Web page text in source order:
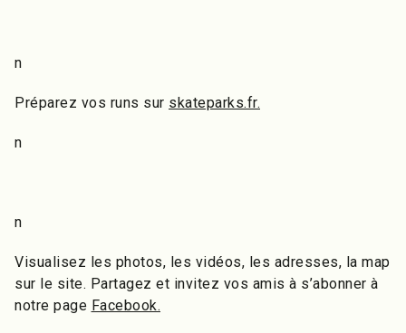
n
Préparez vos runs sur skateparks.fr.
n
n
Visualisez les photos, les vidéos, les adresses, la map
sur le site. Partagez et invitez vos amis à s’abonner à
notre page Facebook.